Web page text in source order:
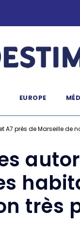
EUROPE
A7 près de Marseille
très